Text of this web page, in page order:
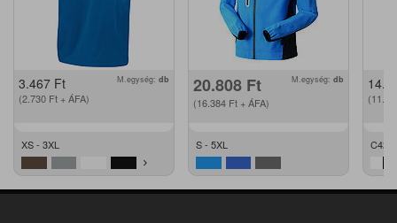
3.467 Ft
(2.730 Ft + ÁFA)
M.egység: db
XS - 3XL
20.808 Ft
(16.384 Ft + ÁFA)
M.egység: db
S - 5XL C42 -